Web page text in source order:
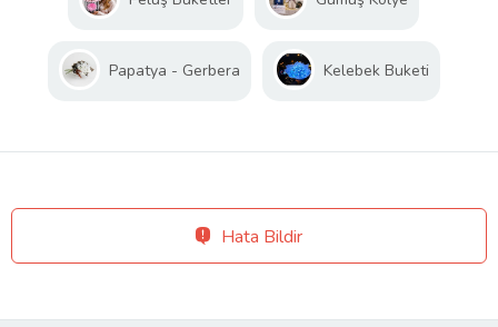
Papatya - Gerbera Kelebek Buketi
Hata Bildir